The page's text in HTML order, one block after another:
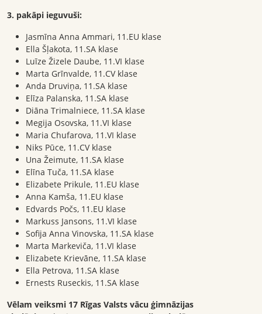
3. pakāpi ieguvuši:
Jasmīna Anna Ammari, 11.EU klase
Ella Šļakota, 11.SA klase
Luīze Žizele Daube, 11.VI klase
Marta Grīnvalde, 11.CV klase
Anda Druviņa, 11.SA klase
Elīza Palanska, 11.SA klase
Diāna Trimalniece, 11.SA klase
Megija Osovska, 11.VI klase
Maria Chufarova, 11.VI klase
Niks Pūce, 11.CV klase
Una Žeimute, 11.SA klase
Elīna Tuča, 11.SA klase
Elizabete Prikule, 11.EU klase
Anna Kamša, 11.EU klase
Edvards Počs, 11.EU klase
Markuss Jansons, 11.VI klase
Sofija Anna Vinovska, 11.SA klase
Marta Markeviča, 11.VI klase
Elizabete Krievāne, 11.SA klase
Ella Petrova, 11.SA klase
Ernests Ruseckis, 11.SA klase
Vēlam veiksmi 17 Rīgas Valsts vācu ģimnāzijas